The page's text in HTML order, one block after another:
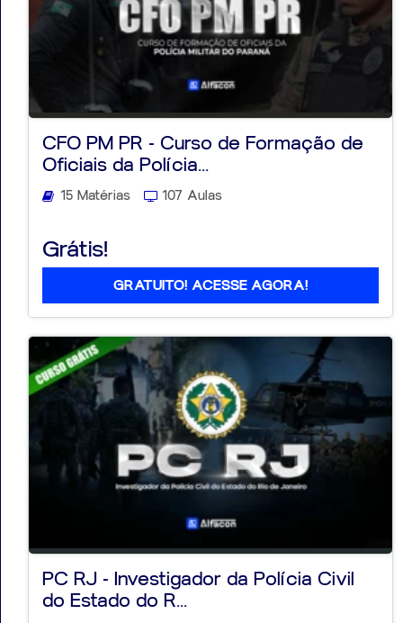
CFO PM PR - Curso de Formação de
Oficiais da Polícia...
15 Matérias 107 Aulas
Grátis!
GRATUITO! ACESSE AGORA!
PC RJ - Investigador da Polícia Civil
do Estado do R...